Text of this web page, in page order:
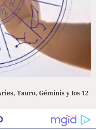
Tauro, Géminis y los 12